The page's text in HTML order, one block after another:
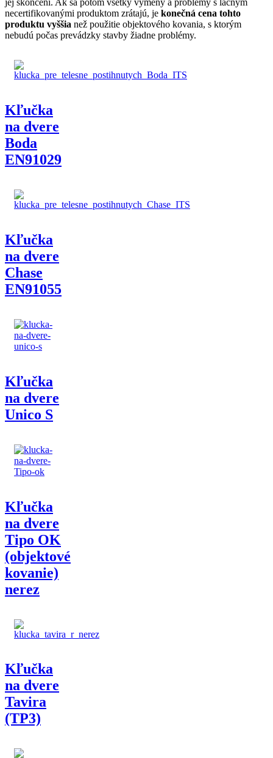
jej skončení. Ak sa potom všetky výmeny a problémy s lacným
necertifikovanými produktom zrátajú, je konečná cena tohto
produktu vyššia než použitie objektového kovania, s ktorým
nebudú počas prevádzky stavby žiadne problémy.
Kľučka
na dvere
Boda
EN91029
Kľučka
na dvere
Chase
EN91055
Kľučka
na dvere
Unico S
Kľučka
na dvere
Tipo OK
(objektové
kovanie)
nerez
Kľučka
na dvere
Tavira
(TP3)